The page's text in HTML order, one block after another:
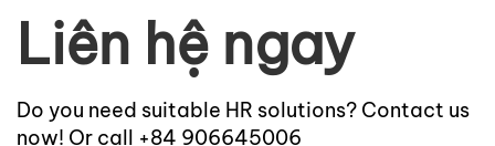
Liên hệ ngay
Do you need suitable HR solutions? Contact us
now! Or call +84 906645006